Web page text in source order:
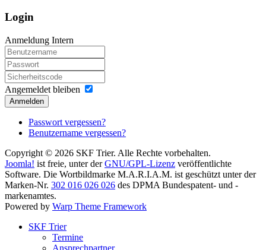
Login
Anmeldung Intern
Angemeldet bleiben
Anmelden
Passwort vergessen?
Benutzername vergessen?
Copyright © 2026 SKF Trier. Alle Rechte vorbehalten.
Joomla! ist freie, unter derGNU/GPL-Lizenz veröffentlichte
Software. Die Wortbildmarke M.A.R.I.A.M. ist geschützt unter der
Marken-Nr. 302 016 026 026 des DPMA Bundespatent- und -
markenamtes.
Powered by Warp Theme Framework
SKF Trier
Termine
Ansprechpartner